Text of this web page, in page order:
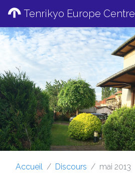
Tenrikyo Europe Centre
Accueil Discours mai 2013